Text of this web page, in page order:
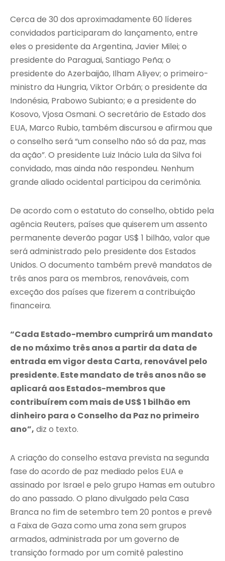
Cerca de 30 dos aproximadamente 60 líderes
convidados participaram do lançamento, entre
eles o presidente da Argentina, Javier Milei; o
presidente do Paraguai, Santiago Peña; o
presidente do Azerbaijão, Ilham Aliyev; o primeiro-
ministro da Hungria, Viktor Orbán; o presidente da
Indonésia, Prabowo Subianto; e a presidente do
Kosovo, Vjosa Osmani. O secretário de Estado dos
EUA, Marco Rubio, também discursou e afirmou que
o conselho será “um conselho não só da paz, mas
da ação”. O presidente Luiz Inácio Lula da Silva foi
convidado, mas ainda não respondeu. Nenhum
grande aliado ocidental participou da cerimônia.
De acordo com o estatuto do conselho, obtido pela
agência Reuters, países que quiserem um assento
permanente deverão pagar US$ 1 bilhão, valor que
será administrado pelo presidente dos Estados
Unidos. O documento também prevê mandatos de
três anos para os membros, renováveis, com
exceção dos países que fizerem a contribuição
financeira.
“Cada Estado-membro cumprirá um mandato
de no máximo três anos a partir da data de
entrada em vigor desta Carta, renovável pelo
presidente. Este mandato de três anos não se
aplicará aos Estados-membros que
contribuírem com mais de US$ 1 bilhão em
dinheiro para o Conselho da Paz no primeiro
ano”, diz o texto.
A criação do conselho estava prevista na segunda
fase do acordo de paz mediado pelos EUA e
assinado por Israel e pelo grupo Hamas em outubro
do ano passado. O plano divulgado pela Casa
Branca no fim de setembro tem 20 pontos e prevê
a Faixa de Gaza como uma zona sem grupos
armados, administrada por um governo de
transição formado por um comitê palestino